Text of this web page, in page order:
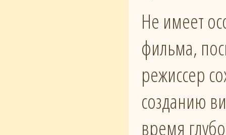
Не имеет
фильма,
режиссер
созданию
время